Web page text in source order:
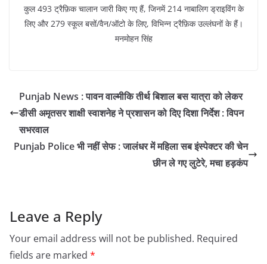
कुल 493 ट्रैफ़िक चालान जारी किए गए हैं, जिनमें 214 नाबालिग ड्राइविंग के
लिए और 279 स्कूल बसों/वैन/ऑटो के लिए, विभिन्न ट्रैफ़िक उल्लंघनों के हैं।
मनमोहन सिंह
Punjab News : पावन वाल्मीकि तीर्थ बिशाल बस यात्रा को लेकर
डीसी अमृतसर शाक्षी स्वाशनेह ने प्रशासन को दिए दिशा निर्देश : विपन
सभरवाल
Punjab Police भी नहीं सेफ : जालंधर में महिला सब इंस्पेक्टर की चेन
छीन ले गए लुटेरे, मचा हड़कंप
Leave a Reply
Your email address will not be published. Required
fields are marked *